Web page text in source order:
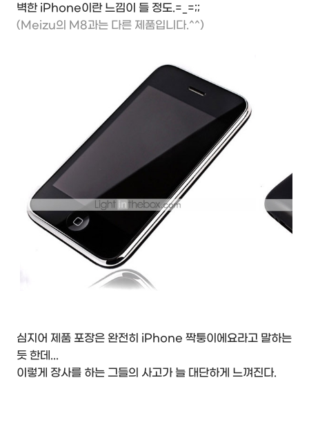
벽한 iPhone이란 느낌이 들 정도.=_=;;
(Meizu의 M8과는 다른 제품입니다.^^)
심지어 제품 포장은 완전히 iPhone 짝퉁이에요라고 말하는
듯 한데...
이렇게 장사를 하는 그들의 사고가 늘 대단하게 느껴진다.